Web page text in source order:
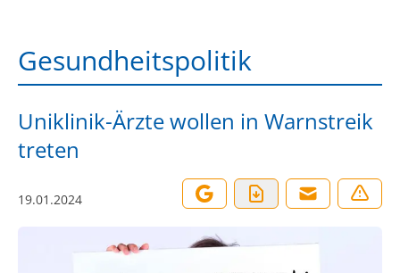
Gesundheitspolitik
Uniklinik-Ärzte wollen in Warnstreik
treten
19.01.2024